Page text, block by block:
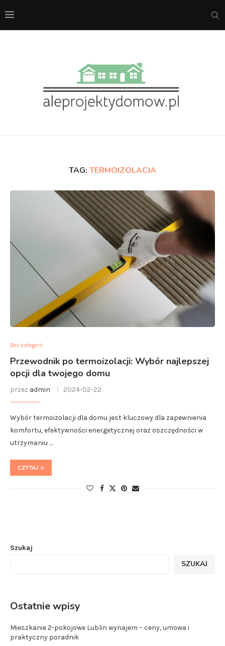
TAG: TERMOIZOLACJA
Bez kategorii
Przewodnik po termoizolacji: Wybór najlepszej
opcji dla twojego domu
przez admin 2024-02-22
Wybór termoizolacji dla domu jest kluczowy dla zapewnienia
komfortu, efektywności energetycznej oraz oszczędności w
utrzymaniu …
CZYTAJ
Szukaj
SZUKAJ
Ostatnie wpisy
Mieszkanie 2-pokojowe Lublin wynajem – ceny, umowa i
praktyczny poradnik